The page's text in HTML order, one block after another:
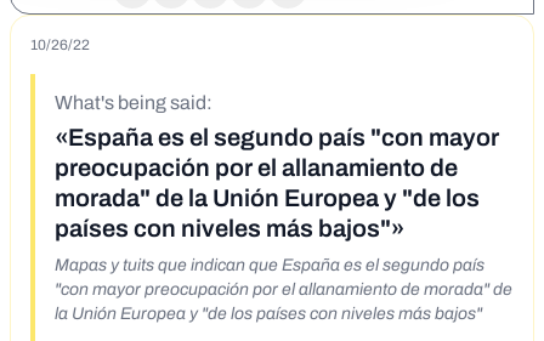
10/26/22
What's being said:
«España es el segundo país "con mayor
preocupación por el allanamiento de
morada" de la Unión Europea y "de los
países con niveles más bajos"»
Mapas y tuits que indican que España es el segundo país
"con mayor preocupación por el allanamiento de morada" de
la Unión Europea y "de los países con niveles más bajos"